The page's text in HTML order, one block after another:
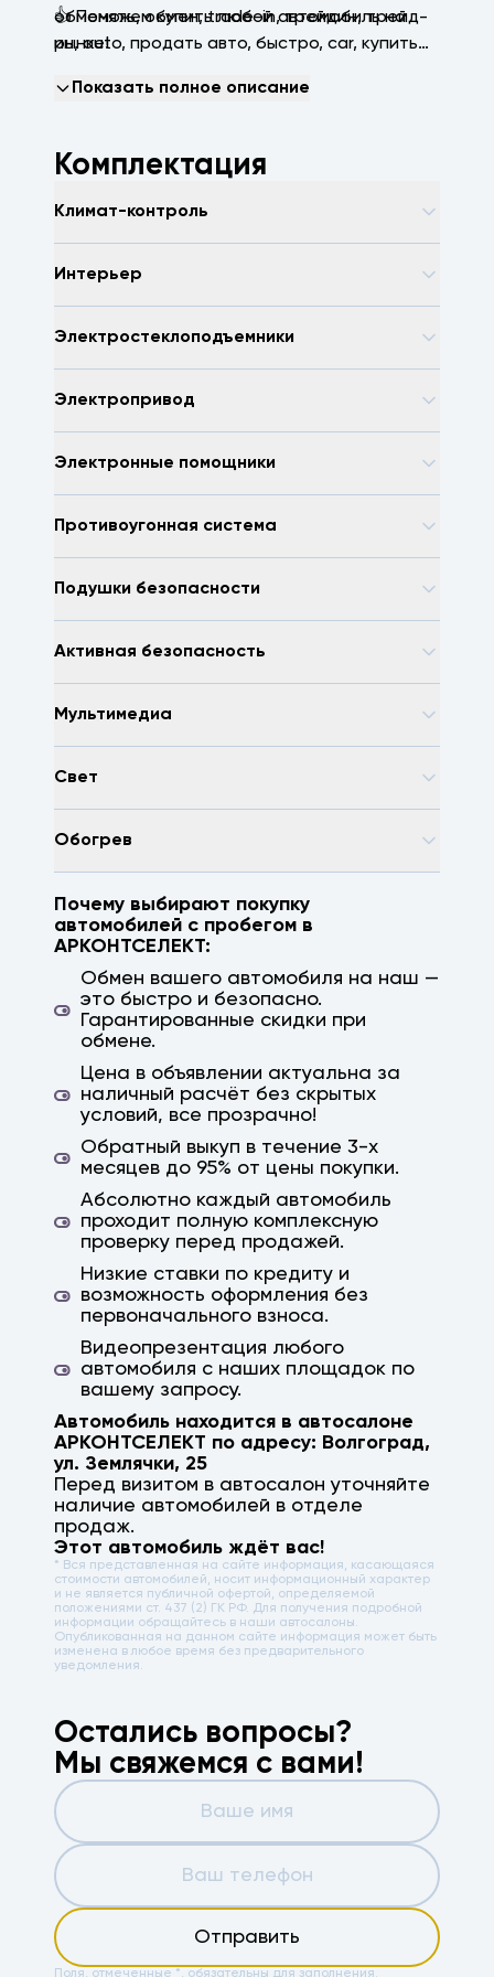
👍 Поможем купить любой автомобиль на
рынке!
обменять, обмен, trаdе-in, трейдин, трейд-
ин, аutо, продать авто, быстро, саr, купить
пробегсервис, селект, арконт, Волгоград,
Показать полное описание
Комплектация
Климат-контроль
Интерьер
Электростеклоподъемники
Электропривод
Электронные помощники
Противоугонная система
Подушки безопасности
Активная безопасность
Мультимедиа
Свет
Обогрев
Почему выбирают покупку
автомобилей с пробегом в
АРКОНТСЕЛЕКТ:
Обмен вашего автомобиля на наш —
это быстро и безопасно.
Гарантированные скидки при
обмене.
Цена в объявлении актуальна за
наличный расчёт без скрытых
условий, все прозрачно!
Обратный выкуп в течение 3-х
месяцев до 95% от цены покупки.
Абсолютно каждый автомобиль
проходит полную комплексную
проверку перед продажей.
Низкие ставки по кредиту и
возможность оформления без
первоначального взноса.
Видеопрезентация любого
автомобиля с наших площадок по
вашему запросу.
Автомобиль находится в автосалоне
АРКОНТСЕЛЕКТ по адресу: Волгоград,
ул. Землячки, 25
Перед визитом в автосалон уточняйте
наличие автомобилей в отделе
продаж.
Этот автомобиль ждёт вас!
* Вся представленная на сайте информация, касающаяся
стоимости автомобилей, носит информационный характер
и не является публичной офертой, определяемой
положениями ст. 437 (2) ГК РФ. Для получения подробной
информации обращайтесь в наши автосалоны.
Опубликованная на данном сайте информация может быть
изменена в любое время без предварительного
уведомления.
Остались вопросы?
Мы свяжемся с вами!
Отправить
Поля, отмеченные *, обязательны для заполнения.